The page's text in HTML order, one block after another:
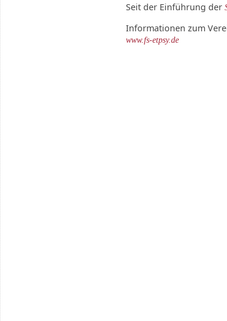
Seit der Einführung der
Informationen zum
www.fs-etpsy.de